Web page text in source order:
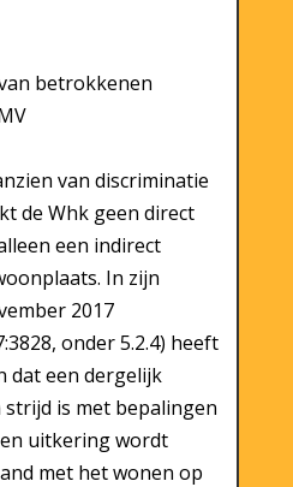
betrokkenen
van discriminatie
de Whk geen direct
een indirect
In zijn
2017
onder 5.2.4) heeft
dat een dergelijk
is met bepalingen
uitkering wordt
met het wonen op